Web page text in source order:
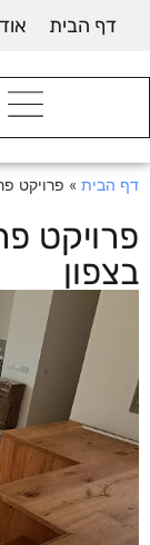
דף הבית
דף הבית » פרויקט
פרויקט
בצפון